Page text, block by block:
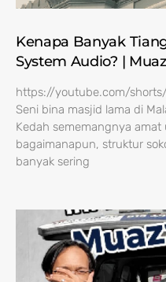
Kenapa Banyak
System Audio? |
https://youtube.com/
Seni bina masjid lama di
Kedah sememangnya amat
bagaimanapun, struktur
banyak sering